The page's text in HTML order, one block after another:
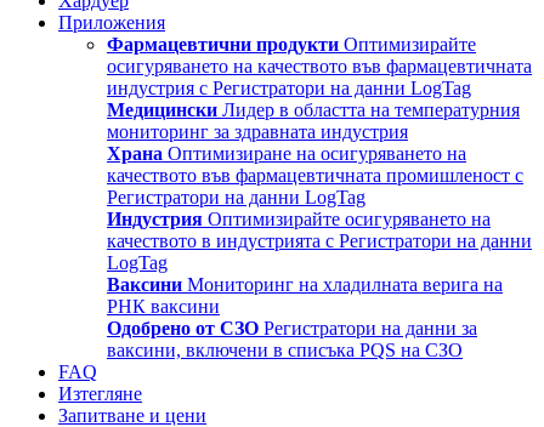
Приложения
Фармацевтични продукти Оптимизирайте
осигуряването на качеството във фармацевтичната
индустрия с Регистратори на данни LogTag
Медицински Лидер в областта на температурния
мониторинг за здравната индустрия
Храна Оптимизиране на осигуряването на
качеството във фармацевтичната промишленост с
Регистратори на данни LogTag
Индустрия Оптимизирайте осигуряването на
качеството в индустрията с Регистратори на данни
LogTag
Ваксини Мониторинг на хладилната верига на
РНК ваксини
Одобрено от СЗО Регистратори на данни за
ваксини, включени в списъка PQS на СЗО
FAQ
Изтегляне
Запитване и цени